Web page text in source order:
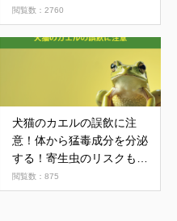
あり
閲覧数：2760
犬猫のカエルの誤飲に注
意！体から猛毒成分を分泌
する！寄生虫のリスクもあ
り
閲覧数：875